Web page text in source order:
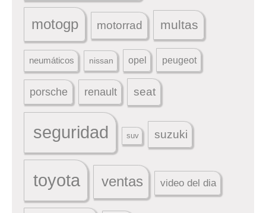
motogp motorrad multas
neumáticos nissan opel peugeot
porsche renault seat
seguridad suv suzuki
toyota ventas video del dia